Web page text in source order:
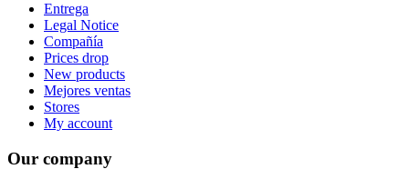
Entrega
Legal Notice
Compañía
Prices drop
New products
Mejores ventas
Stores
My account
Our company